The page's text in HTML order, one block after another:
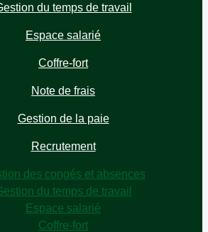
du temps de travail
Espace salarié
Coffre-fort
Note de frais
Gestion de la paie
Recrutement
des congés et absences
du temps de travail
Espace salarié
Coffre-fort